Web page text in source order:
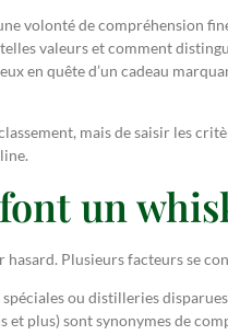
volonté de compréhension
valeurs et comment
en quête d’un cadeau
mais de saisir les
un
hasard. Plusieurs facteurs se
ou distilleries
et plus) sont synonymes de